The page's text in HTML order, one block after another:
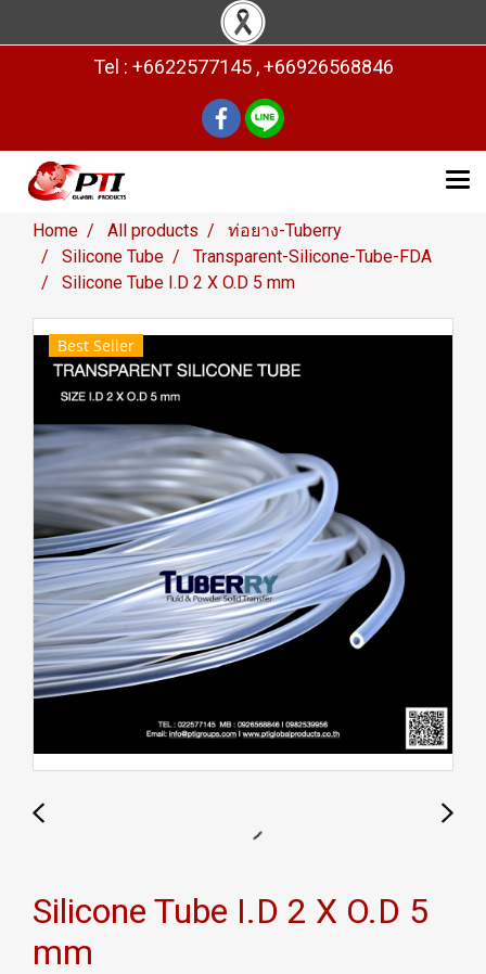
Tel : +6622577145 , +66926568846
Home All products
ท่อยาง-Tuberry
Silicone Tube
Transparent-Silicone-Tube-FDA
Silicone Tube I.D 2 X O.D 5 mm
Best Seller
Silicone Tube I.D 2 X O.D 5
mm